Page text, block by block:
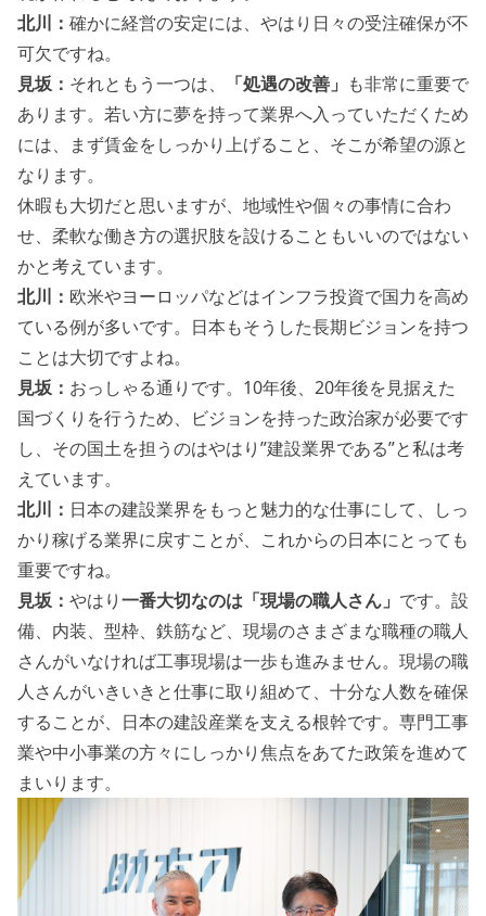
北川： 確かに経営の安定には、やはり日々の受注確保が不
可欠ですね。
見坂： それともう一つは、 「処遇の改善」 も非常に重要で
あります。若い方に夢を持って業界へ入っていただくため
には、まず賃金をしっかり上げること、そこが希望の源と
なります。
休暇も大切だと思いますが、地域性や個々の事情に合わ
せ、柔軟な働き方の選択肢を設けることもいいのではない
かと考えています。
北川： 欧米やヨーロッパなどはインフラ投資で国力を高め
ている例が多いです。日本もそうした長期ビジョンを持つ
ことは大切ですよね。
見坂： おっしゃる通りです。10年後、20年後を見据えた
国づくりを行うため、ビジョンを持った政治家が必要です
し、その国土を担うのはやはり”建設業界である”と私は考
えています。
北川： 日本の建設業界をもっと魅力的な仕事にして、しっ
かり稼げる業界に戻すことが、これからの日本にとっても
重要ですね。
見坂： やはり一番大切なのは「現場の職人さん」 です。設
備、内装、型枠、鉄筋など、現場のさまざまな職種の職人
さんがいなければ工事現場は一歩も進みません。現場の職
人さんがいきいきと仕事に取り組めて、十分な人数を確保
することが、日本の建設産業を支える根幹です。専門工事
業や中小事業の方々にしっかり焦点をあてた政策を進めて
まいります。